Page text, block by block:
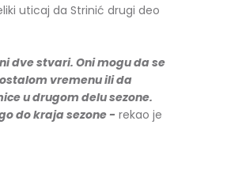
uticaj da Strinić drugi deo
dve stvari. Oni mogu da se
vremenu ili da
u drugom delu sezone.
do kraja sezone - rekao je